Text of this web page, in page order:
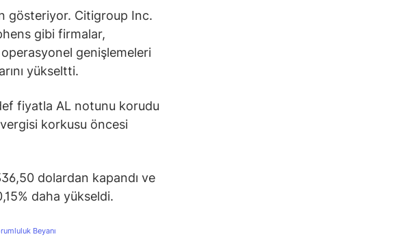
gösteriyor. Citigroup Inc.
gibi firmalar,
genişlemeleri
yükseltti.
fiyatla AL notunu korudu
korkusu öncesi
dolardan kapandı ve
daha yükseldi.
Beyanı